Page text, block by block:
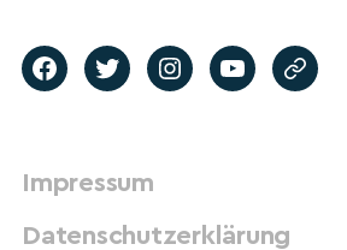
Impressum
Datenschutzerklärung